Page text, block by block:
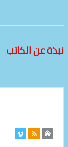
نبذة عن الكاتب